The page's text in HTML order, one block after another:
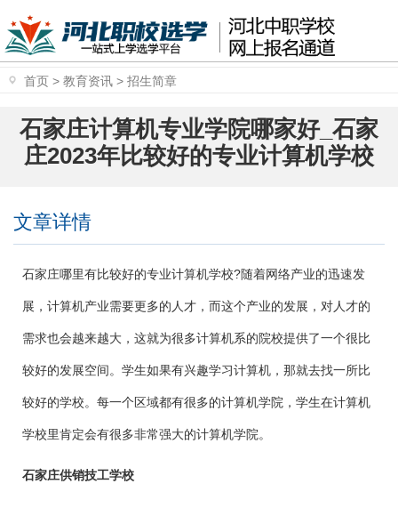
首页 > 教育资讯 > 招生简章
石家庄计算机专业学院哪家好_石家
庄2023年比较好的专业计算机学校
文章详情
石家庄哪里有比较好的专业计算机学校?随着网络产业的迅速发
展，计算机产业需要更多的人才，而这个产业的发展，对人才的
需求也会越来越大，这就为很多计算机系的院校提供了一个很比
较好的发展空间。学生如果有兴趣学习计算机，那就去找一所比
较好的学校。每一个区域都有很多的计算机学院，学生在计算机
学校里肯定会有很多非常强大的计算机学院。
石家庄供销技工学校